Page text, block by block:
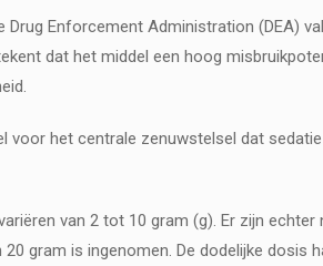
Enforcement Administration (DEA)
dat het middel een hoog
voor het centrale zenuwstelsel dat
van 2 tot 10 gram (g). Er zijn echter
gram is ingenomen. De dodelijke dosis